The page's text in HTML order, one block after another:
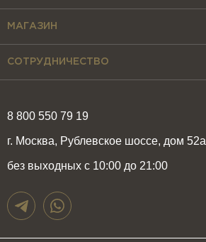
8 800 550 79 19
г. Москва, Рублевское шоссе, дом 52а
без выходных с 10:00 до 21:00
МАГАЗИН
СОТРУДНИЧЕСТВО